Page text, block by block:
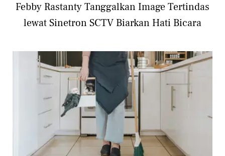
Febby Rastanty Tanggalkan Image Tertindas
lewat Sinetron SCTV Biarkan Hati Bicara